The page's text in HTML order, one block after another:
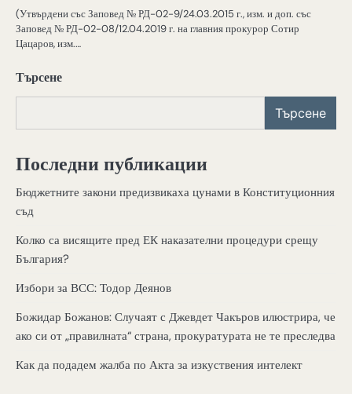
(Утвърдени със Заповед № РД-02-9/24.03.2015 г., изм. и доп. със
Заповед № РД-02-08/12.04.2019 г. на главния прокурор Сотир
Цацаров, изм.…
Търсене
Търсене
Последни публикации
Бюджетните закони предизвикаха цунами в Конституционния
съд
Колко са висящите пред ЕК наказателни процедури срещу
България?
Избори за ВСС: Тодор Деянов
Божидар Божанов: Случаят с Джевдет Чакъров илюстрира, че
ако си от „правилната“ страна, прокуратурата не те преследва
Как да подадем жалба по Акта за изкуствения интелект